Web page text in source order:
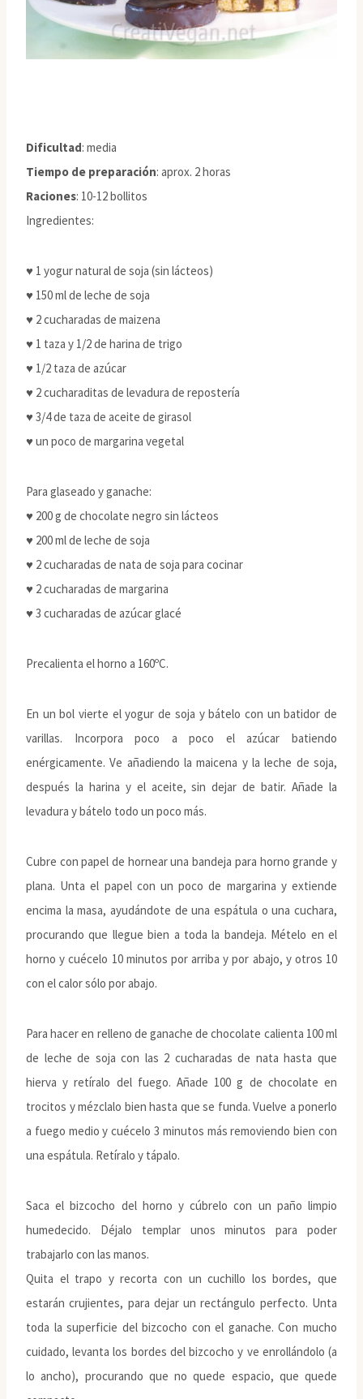
Dificultad: media
Tiempo de preparación: aprox. 2 horas
Raciones: 10-12 bollitos
Ingredientes:
♥ 1 yogur natural de soja (sin lácteos)
♥ 150 ml de leche de soja
♥ 2 cucharadas de maizena
♥ 1 taza y 1/2 de harina de trigo
♥ 1/2 taza de azúcar
♥ 2 cucharaditas de levadura de repostería
♥ 3/4 de taza de aceite de girasol
♥ un poco de margarina vegetal
Para glaseado y ganache:
♥ 200 g de chocolate negro sin lácteos
♥ 200 ml de leche de soja
♥ 2 cucharadas de nata de soja para cocinar
♥ 2 cucharadas de margarina
♥ 3 cucharadas de azúcar glacé
Precalienta el horno a 160ºC.
En un bol vierte el yogur de soja y bátelo con un batidor de
varillas. Incorpora poco a poco el azúcar batiendo
enérgicamente. Ve añadiendo la maicena y la leche de soja,
después la harina y el aceite, sin dejar de batir. Añade la
levadura y bátelo todo un poco más.
Cubre con papel de hornear una bandeja para horno grande y
plana. Unta el papel con un poco de margarina y extiende
encima la masa, ayudándote de una espátula o una cuchara,
procurando que llegue bien a toda la bandeja. Mételo en el
horno y cuécelo 10 minutos por arriba y por abajo, y otros 10
con el calor sólo por abajo.
Para hacer en relleno de ganache de chocolate calienta 100 ml
de leche de soja con las 2 cucharadas de nata hasta que
hierva y retíralo del fuego. Añade 100 g de chocolate en
trocitos y mézclalo bien hasta que se funda. Vuelve a ponerlo
a fuego medio y cuécelo 3 minutos más removiendo bien con
una espátula. Retíralo y tápalo.
Saca el bizcocho del horno y cúbrelo con un paño limpio
humedecido. Déjalo templar unos minutos para poder
trabajarlo con las manos.
Quita el trapo y recorta con un cuchillo los bordes, que
estarán crujientes, para dejar un rectángulo perfecto. Unta
toda la superficie del bizcocho con el ganache. Con mucho
cuidado, levanta los bordes del bizcocho y ve enrollándolo (a
lo ancho), procurando que no quede espacio, que quede